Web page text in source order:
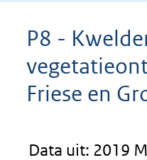
P8 -
Friese en
Data uit: 2019